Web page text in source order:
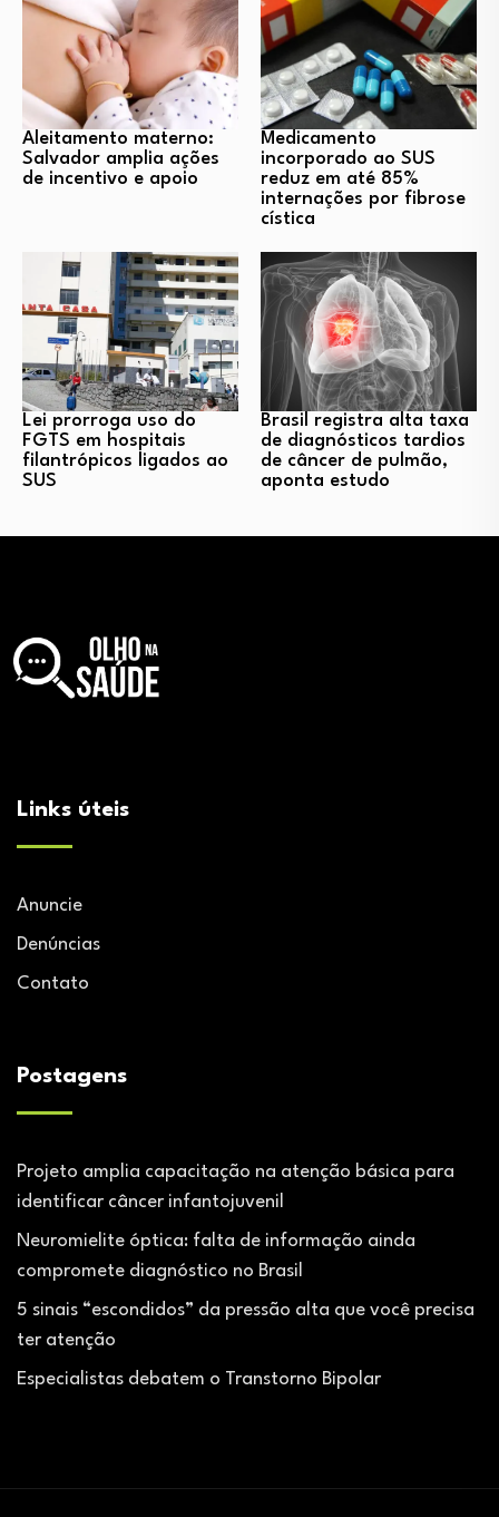
Aleitamento materno:
Salvador amplia ações
de incentivo e apoio
Medicamento
incorporado ao SUS
reduz em até 85%
internações por fibrose
cística
Lei prorroga uso do
FGTS em hospitais
filantrópicos ligados ao
SUS
Brasil registra alta taxa
de diagnósticos tardios
de câncer de pulmão,
aponta estudo
Links úteis
Anuncie
Denúncias
Contato
Postagens
Projeto amplia capacitação na atenção básica para
identificar câncer infantojuvenil
Neuromielite óptica: falta de informação ainda
compromete diagnóstico no Brasil
5 sinais “escondidos” da pressão alta que você precisa
ter atenção
Especialistas debatem o Transtorno Bipolar